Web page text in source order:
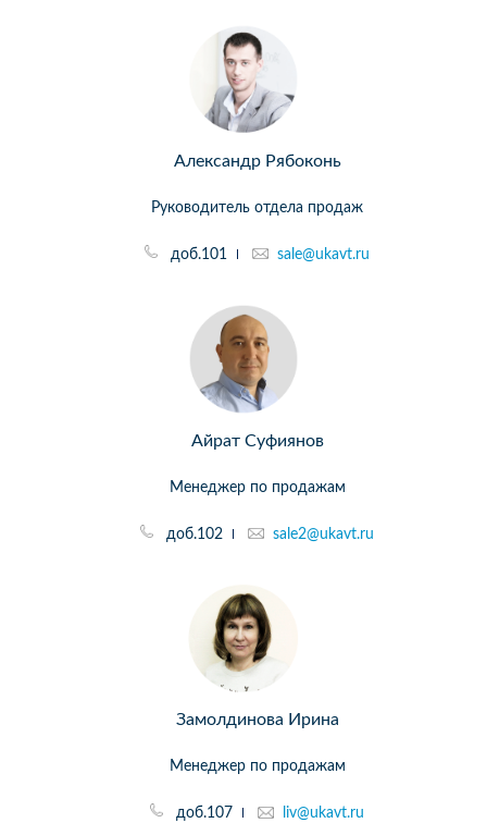
Александр Рябоконь
Руководитель отдела продаж
доб.101 sale@ukavt.ru
Айрат Суфиянов
Менеджер по продажам
доб.102 sale2@ukavt.ru
Замолдинова Ирина
Менеджер по продажам
доб.107 liv@ukavt.ru